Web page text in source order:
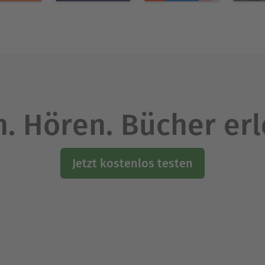
Hören. Bücher
Jetzt kostenlos testen